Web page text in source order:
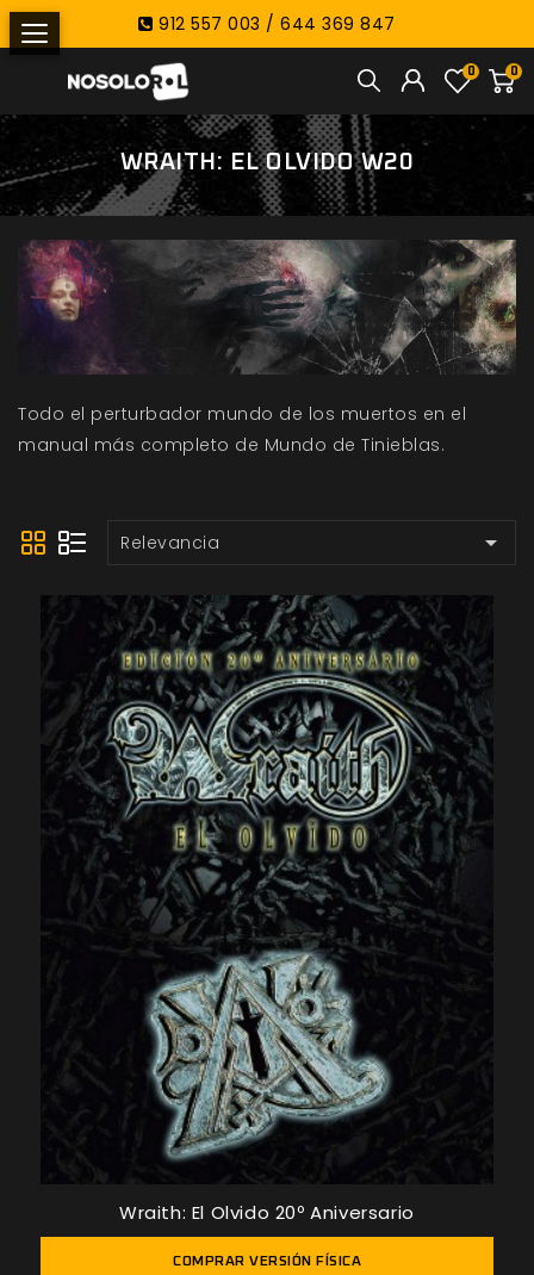
912 557 003 / 644 369 847
0
0
WRAITH: EL OLVIDO W20
Todo el perturbador mundo de los muertos en el
manual más completo de Mundo de Tinieblas.
Relevancia 
Wraith: El Olvido 20º Aniversario
COMPRAR VERSIÓN FÍSICA